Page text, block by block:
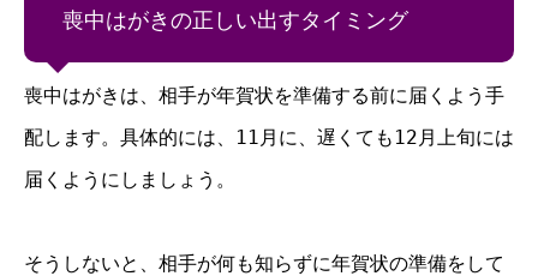
喪中はがきの正しい出すタイミング
喪中はがきは、相手が年賀状を準備する前に届くよう手
配します。具体的には、11月に、遅くても12月上旬には
届くようにしましょう。
そうしないと、相手が何も知らずに年賀状の準備をして